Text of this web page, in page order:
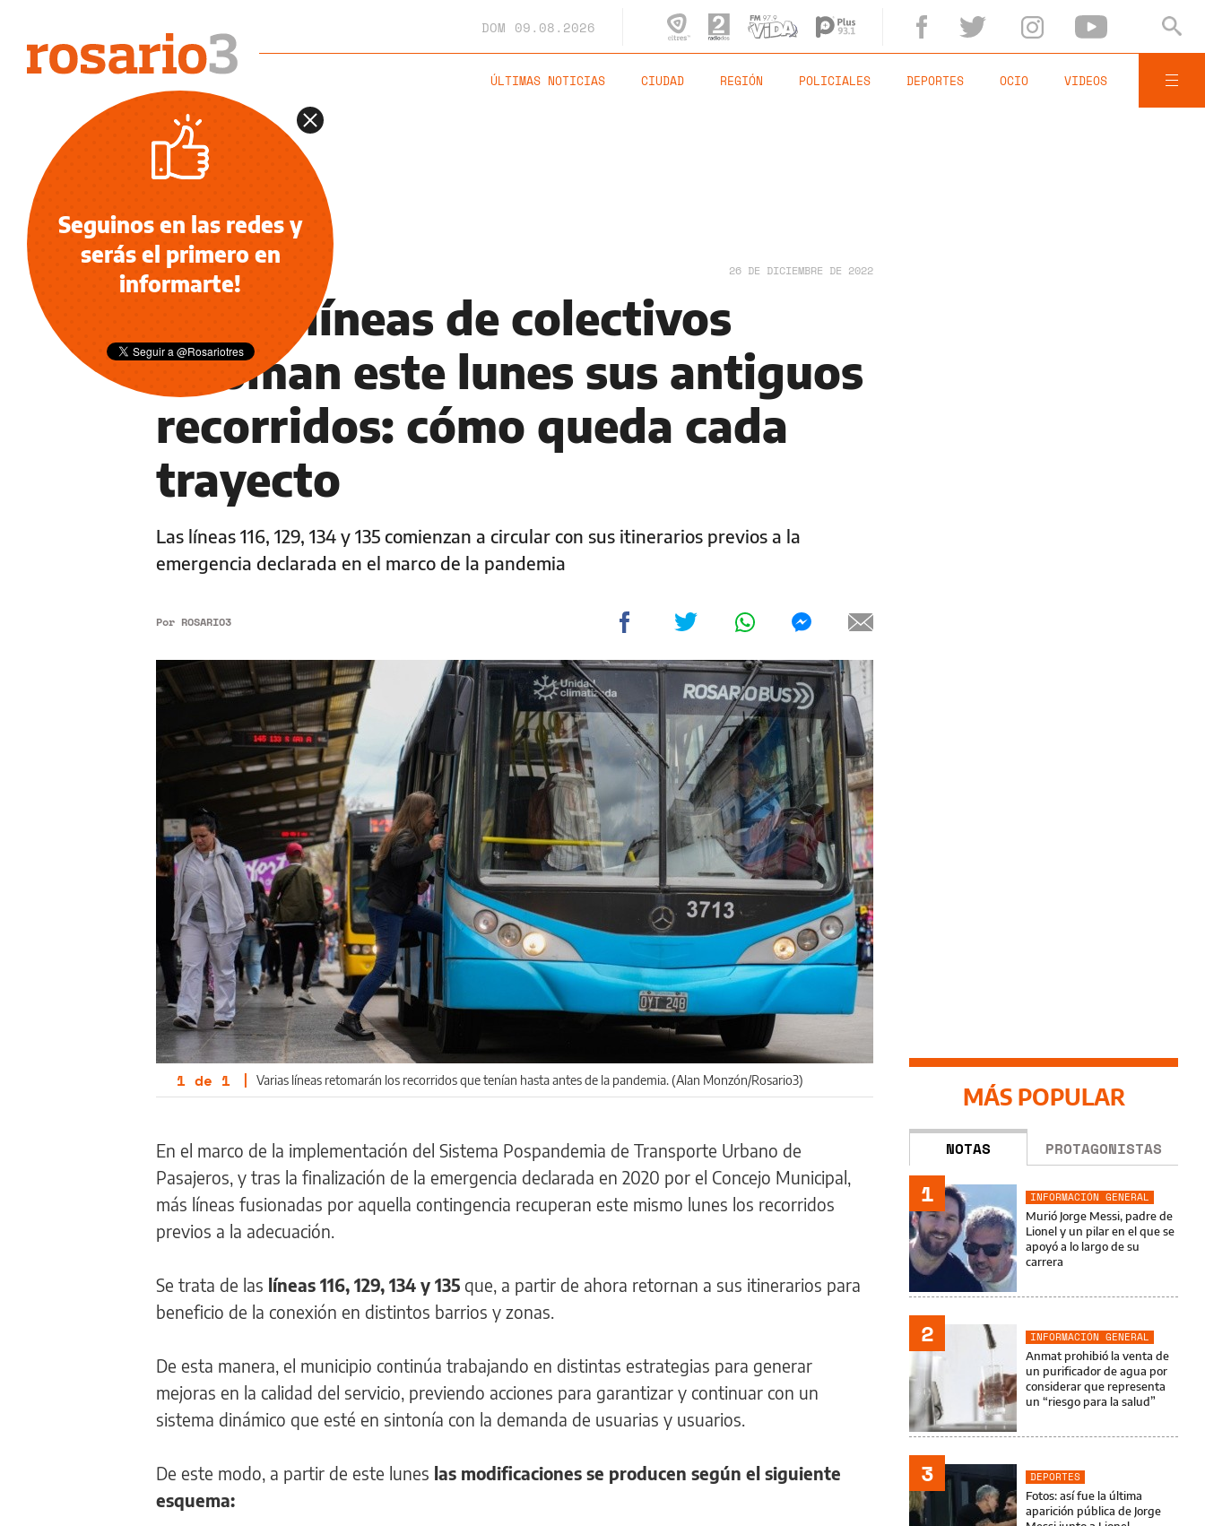
DOM 09.08.2026
ÚLTIMAS NOTICIAS CIUDAD REGIÓN POLICIALES DEPORTES OCIO VIDEOS
INFORMACIÓN GENERAL 26 DE DICIEMBRE DE 2022
Varias líneas de colectivos
retoman este lunes sus antiguos
recorridos: cómo queda cada
trayecto
Las líneas 116, 129, 134 y 135 comienzan a circular con sus itinerarios previos a la
emergencia declarada en el marco de la pandemia
Por ROSARIO3
1 de 1 | Varias líneas retomarán los recorridos que tenían hasta antes de la pandemia. (Alan Monzón/Rosario3)
En el marco de la implementación del Sistema Pospandemia de Transporte Urbano de
Pasajeros, y tras la finalización de la emergencia declarada en 2020 por el Concejo Municipal,
más líneas fusionadas por aquella contingencia recuperan este mismo lunes los recorridos
previos a la adecuación.
Se trata de las líneas 116, 129, 134 y 135 que, a partir de ahora retornan a sus itinerarios para
beneficio de la conexión en distintos barrios y zonas.
De esta manera, el municipio continúa trabajando en distintas estrategias para generar
mejoras en la calidad del servicio, previendo acciones para garantizar y continuar con un
sistema dinámico que esté en sintonía con la demanda de usuarias y usuarios.
De este modo, a partir de este lunes las modificaciones se producen según el siguiente
esquema:
MÁS POPULAR
NOTAS PROTAGONISTAS
1
INFORMACIÓN GENERAL
Murió Jorge Messi, padre de
Lionel y un pilar en el que se
apoyó a lo largo de su
carrera
2
INFORMACIÓN GENERAL
Anmat prohibió la venta de
un purificador de agua por
considerar que representa
un “riesgo para la salud”
3
DEPORTES
Fotos: así fue la última
aparición pública de Jorge
Seguinos en las redes y
serás el primero en
informarte!